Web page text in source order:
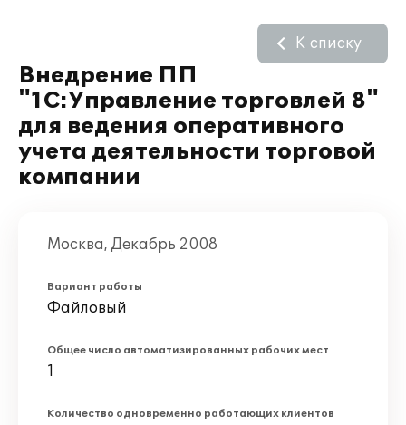
Внедрение ПП
"1С:Управление торговлей 8"
для ведения оперативного
учета деятельности торговой
компании
К списку
Москва, Декабрь 2008
Вариант работы
Файловый
Общее число автоматизированных рабочих мест
1
Количество одновременно работающих клиентов